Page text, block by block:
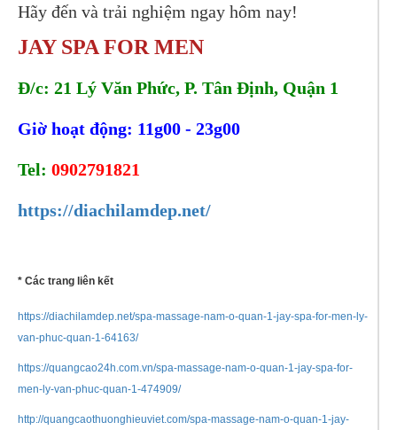
Hãy đến và trải nghiệm ngay hôm nay!
JAY SPA FOR MEN
Đ/c: 21 Lý Văn Phức, P. Tân Định, Quận 1
Giờ hoạt động: 11g00 - 23g00
Tel: 0902791821
https://diachilamdep.net/
* Các trang liên kết
https://diachilamdep.net/spa-massage-nam-o-quan-1-jay-spa-for-men-ly-
van-phuc-quan-1-64163/
https://quangcao24h.com.vn/spa-massage-nam-o-quan-1-jay-spa-for-
men-ly-van-phuc-quan-1-474909/
http://quangcaothuonghieuviet.com/spa-massage-nam-o-quan-1-jay-